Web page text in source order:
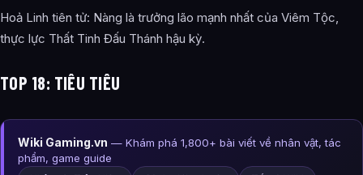
Thông tin về Xếp Hạng Chiến Lực Các Nhân Vật Mạnh Nhất
Đấu Phá Thương Khung được tổng hợp từ đâu?
Hoả Linh tiên tử: Nàng là trưởng lão mạnh nhất của Viêm Tộc,
thực lực Thất Tinh Đấu Thánh hậu kỳ.
TOP 18: TIÊU TIÊU
Wiki Gaming.vn — Khám phá 1,800+ bài viết về nhân vật, tác
phẩm, game guide